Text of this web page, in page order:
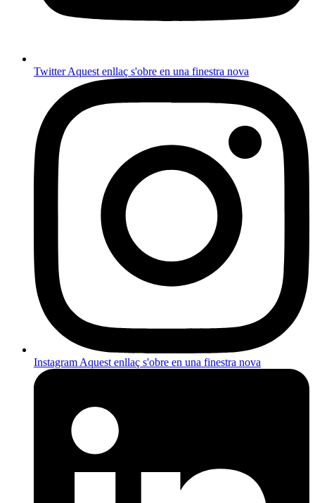
TwitterAquest enllaç s'obre en una finestra nova
Instagram Aquest enllaç s'obre en una finestra nova